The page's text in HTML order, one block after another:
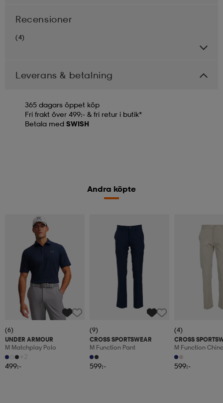
Recensioner
(4)
Leverans & betalning
365 dagars öppet köp
Fri frakt över 499:- & fri retur i butik*
Betala med SWISH
Andra köpte
(6)
UNDER ARMOUR
M Matchplay Polo
+2
499:-
(9)
CROSS SPORTSWEAR
M Function Pant
599:-
(4)
CROSS
M Function
599:-